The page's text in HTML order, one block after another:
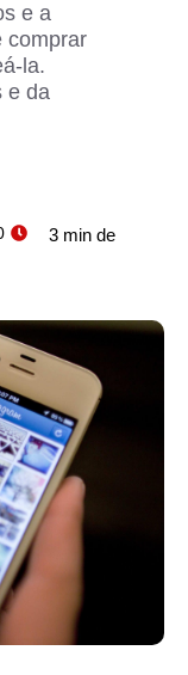
e a
comprar
la.
e da